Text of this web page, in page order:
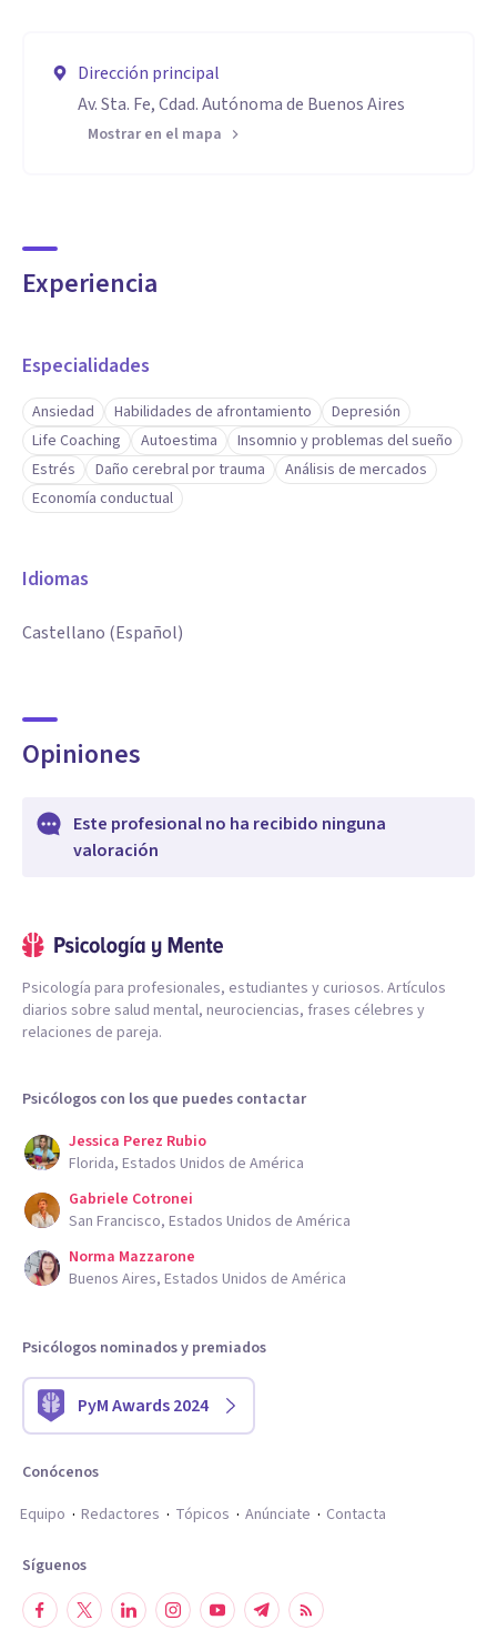
Dirección principal
Av. Sta. Fe, Cdad. Autónoma de Buenos Aires
Mostrar en el mapa
Experiencia
Especialidades
Ansiedad Habilidades de afrontamiento
Depresión
Life Coaching
Autoestima
Insomnio y problemas del sueño
Estrés
Daño cerebral por trauma
Análisis de mercados
Economía conductual
Idiomas
Castellano (Español)
Opiniones
Este profesional no ha recibido ninguna
valoración
Psicología para profesionales, estudiantes y curiosos. Artículos
diarios sobre salud mental, neurociencias, frases célebres y
relaciones de pareja.
Psicólogos con los que puedes contactar
Jessica Perez Rubio
Florida, Estados Unidos de América
Gabriele Cotronei
San Francisco, Estados Unidos de América
Norma Mazzarone
Buenos Aires, Estados Unidos de América
Psicólogos nominados y premiados
PyM Awards 2024
Conócenos
Equipo
Redactores Tópicos Anúnciate Contacta
Síguenos